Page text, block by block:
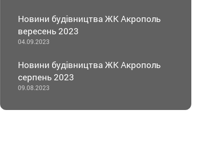
Новини будівництва ЖК Акрополь
вересень 2023
04.09.2023
Новини будівництва ЖК Акрополь
серпень 2023
09.08.2023